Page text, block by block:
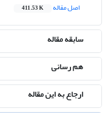
اصل مقاله
411.53 K
سابقه مقاله
هم رسانی
ارجاع به این مقاله